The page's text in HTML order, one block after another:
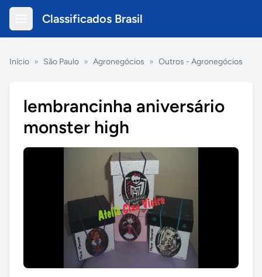
Classificados Brasil
Início » São Paulo » Agronegócios » Outros - Agronegócios
lembrancinha aniversário
monster high